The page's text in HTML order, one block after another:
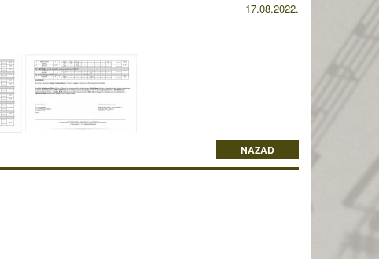
17.08.2022.
NAZAD